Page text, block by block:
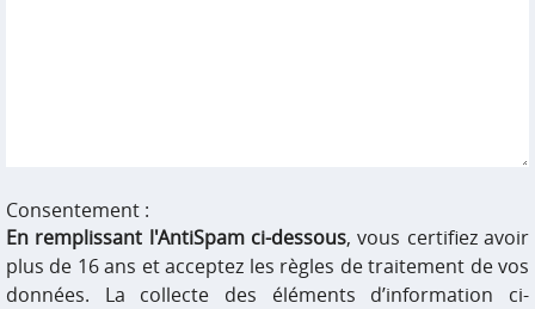
Consentement :
En remplissant l'AntiSpam ci-dessous, vous certifiez avoir
plus de 16 ans et acceptez les règles de traitement de vos
données. La collecte des éléments d’information ci-